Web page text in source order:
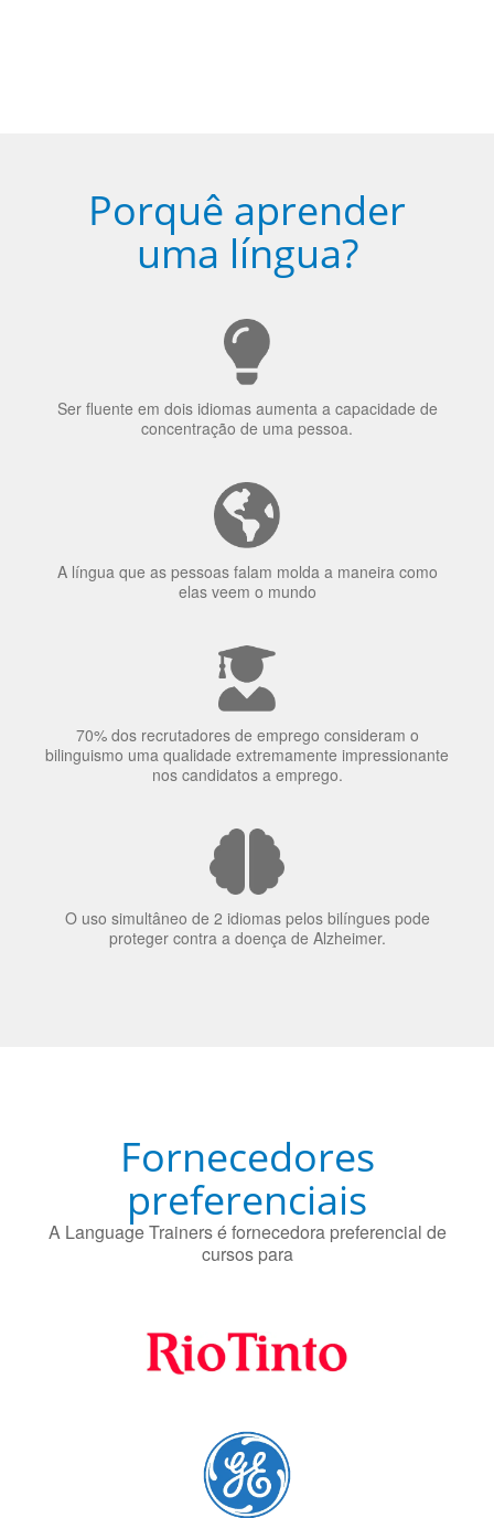
Porquê aprender
uma língua?
Ser fluente em dois idiomas aumenta a capacidade de
concentração de uma pessoa.
A língua que as pessoas falam molda a maneira como
elas veem o mundo
bilinguismo uma qualidade extremamente impressionante
nos candidatos a emprego.
Fornecedores
preferenciais
cursos para